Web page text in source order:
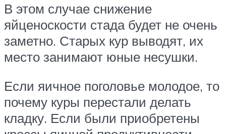
В этом случае снижение
яйценоскости стада будет не очень
заметно. Старых кур выводят, их
место занимают юные несушки.
Если яичное поголовье молодое, то
почему куры перестали делать
кладку. Если были приобретены